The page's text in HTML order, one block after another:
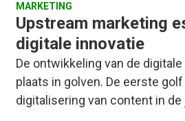
MARKETING
Upstream marketing
digitale innovatie
De ontwikkeling van de
plaats in golven. De eerste
digitalisering van content in de